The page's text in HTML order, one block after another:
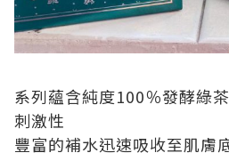
系列蘊含純度100％發酵綠
刺激性
豐富的補水迅速吸收至肌膚